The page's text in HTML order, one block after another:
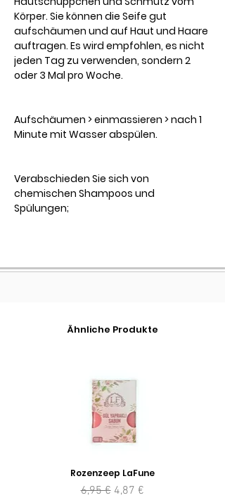
Körper. Sie können die Seife gut
aufschäumen und auf Haut und Haare
auftragen. Es wird empfohlen, es nicht
jeden Tag zu verwenden, sondern 2
oder 3 Mal pro Woche.
Aufschäumen > einmassieren > nach 1
Minute mit Wasser abspülen.
Verabschieden Sie sich von
chemischen Shampoos und
Spülungen;
Ähnliche Produkte
Rozenzeep LaFune
Standardpreis
6,95 € Sale-Preis
4,87 €